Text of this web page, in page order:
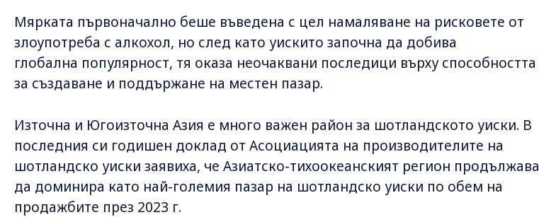
Мярката първоначално беше въведена с цел намаляване на рисковете от
злоупотреба с алкохол, но след като уискито започна да добива
глобална популярност, тя оказа неочаквани последици върху способността
за създаване и поддържане на местен пазар.
Източна и Югоизточна Азия е много важен район за шотландското уиски. В
последния си годишен доклад от Асоциацията на производителите на
шотландско уиски заявиха, че Азиатско-тихоокеанският регион продължава
да доминира като най-големия пазар на шотландско уиски по обем на
продажбите през 2023 г.